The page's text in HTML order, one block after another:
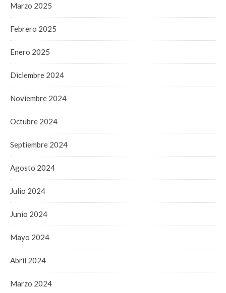
Marzo 2025
Febrero 2025
Enero 2025
Diciembre 2024
Noviembre 2024
Octubre 2024
Septiembre 2024
Agosto 2024
Julio 2024
Junio 2024
Mayo 2024
Abril 2024
Marzo 2024